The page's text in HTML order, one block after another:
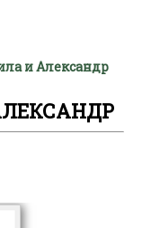
и Александр